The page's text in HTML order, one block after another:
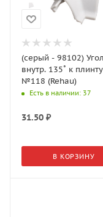
(серый - 98102) Угол
внутр. 135˚ к
№118 (Rehau)
Есть в наличии: 37
31.50 ₽
В КОРЗИНУ